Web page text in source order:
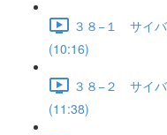
３８−１ サイ
(10:16)
３８−２ サイバ
(11:38)